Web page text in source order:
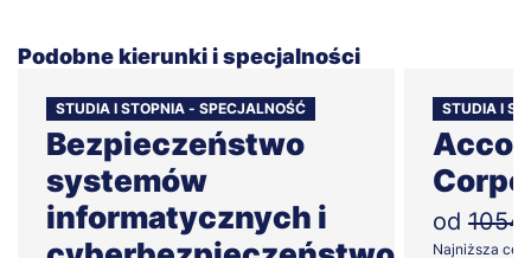
Podobne kierunki i specjalności
STUDIA I STOPNIA - SPECJALNOŚĆ
Bezpieczeństwo
systemów
informatycznych i
STUDIA I
od
Najniższa